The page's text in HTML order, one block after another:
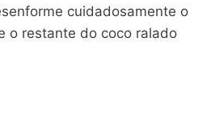
cuidadosamente o
o restante do coco ralado